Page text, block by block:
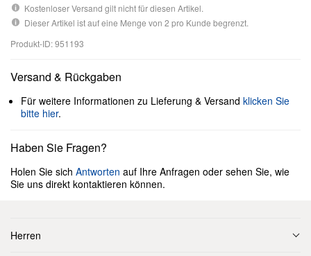
Kostenloser Versand gilt nicht für diesen Artikel.
Dieser Artikel ist auf eine Menge von 2 pro Kunde begrenzt.
Produkt-ID: 951193
Versand & Rückgaben
Für weitere Informationen zu Lieferung & Versand klicken Sie
bitte hier.
Haben Sie Fragen?
Holen Sie sich Antworten auf Ihre Anfragen oder sehen Sie, wie
Sie uns direkt kontaktieren können.
Herren